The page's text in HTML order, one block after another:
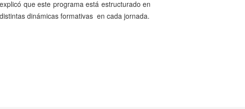
que este programa está estructurado en
dinámicas formativas en cada jornada.